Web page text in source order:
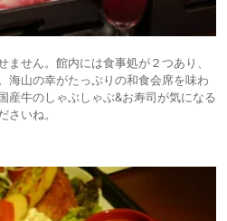
せん。館内には食事処が２つあり、
海山の幸がたっぷりの和食会席を味わ
産牛のしゃぶしゃぶ&お寿司が気になる
さいね。